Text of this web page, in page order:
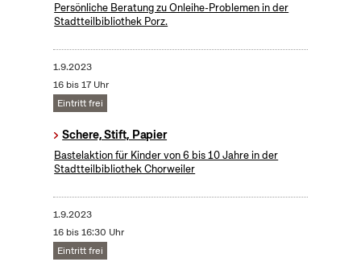
Persönliche Beratung zu Onleihe-Problemen in der
Stadtteilbibliothek Porz.
1.9.2023
16 bis 17 Uhr
Eintritt frei
Schere, Stift, Papier
Bastelaktion für Kinder von 6 bis 10 Jahre in der
Stadtteilbibliothek Chorweiler
1.9.2023
16 bis 16:30 Uhr
Eintritt frei